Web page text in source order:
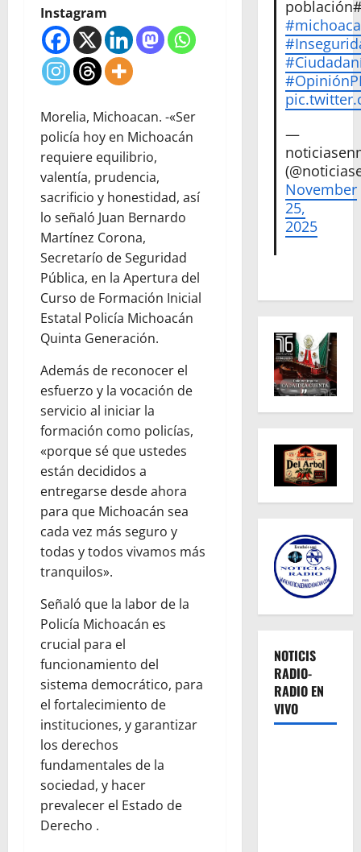
Instagram
Morelia, Michoacan. -«Ser
policía hoy en Michoacán
requiere equilibrio,
valentía, prudencia,
sacrificio y honestidad, así
lo señaló Juan Bernardo
Martínez Corona,
Secretarío de Seguridad
Pública, en la Apertura del
Curso de Formación Inicial
Estatal Policía Michoacán
Quinta Generación.
Además de reconocer el
esfuerzo y la vocación de
servicio al iniciar la
formación como policías,
«porque sé que ustedes
están decididos a
entregarse desde ahora
para que Michoacán sea
cada vez más seguro y
todas y todos vivamos más
tranquilos».
Señaló que la labor de la
Policía Michoacán es
crucial para el
funcionamiento del
sistema democrático, para
el fortalecimiento de
instituciones, y garantizar
los derechos
fundamentales de la
sociedad, y hacer
prevalecer el Estado de
Derecho .
—
November
25,
2025
NOTICIS
RADIO-
RADIO EN
VIVO